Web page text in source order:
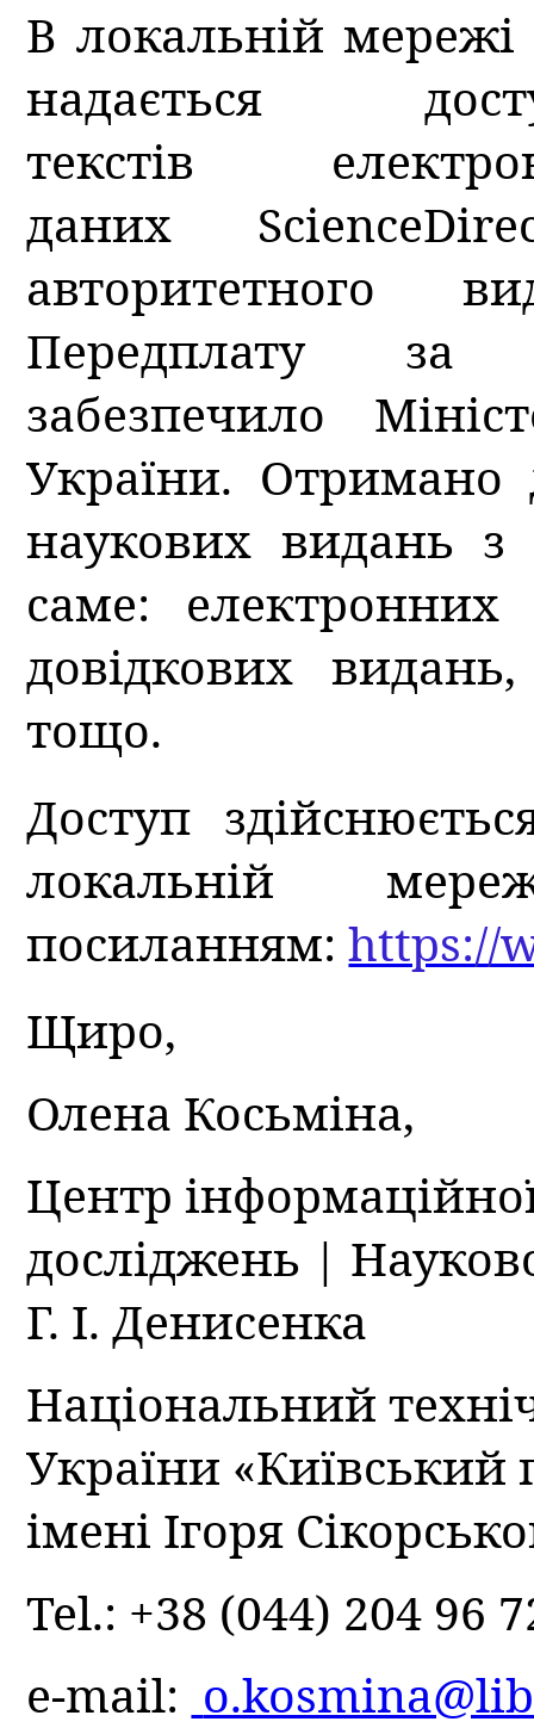
В локальній мережі
надається
текстів
даних
авторитетного
Передплату за
забезпечило
України.
наукових видань з
саме:
довідкових
тощо.
Доступ
локальній
посиланням:https://
Щиро,
Олена Косьміна,
Центр
досліджень |
Г. І. Денисенка
Національний
України «Київський
імені Ігоря
Tel.: +38 (044) 204 96
e-mail: